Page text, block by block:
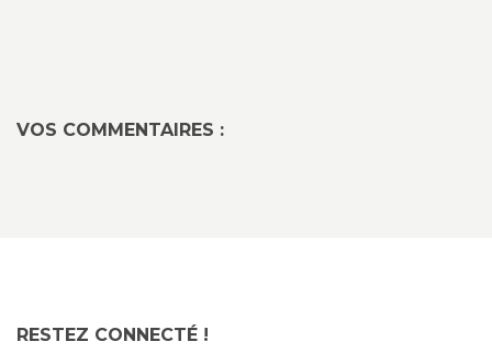
VOS COMMENTAIRES :
RESTEZ CONNECTÉ !